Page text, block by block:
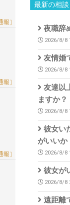
報］
報］
報］
最新の相談
夜職辞
2026/8/8
友情婚
2026/8/8
友達以
ますか？
2026/8/8
彼女い
がいいか
2026/8/8
彼女が
2026/8/8
遠距離